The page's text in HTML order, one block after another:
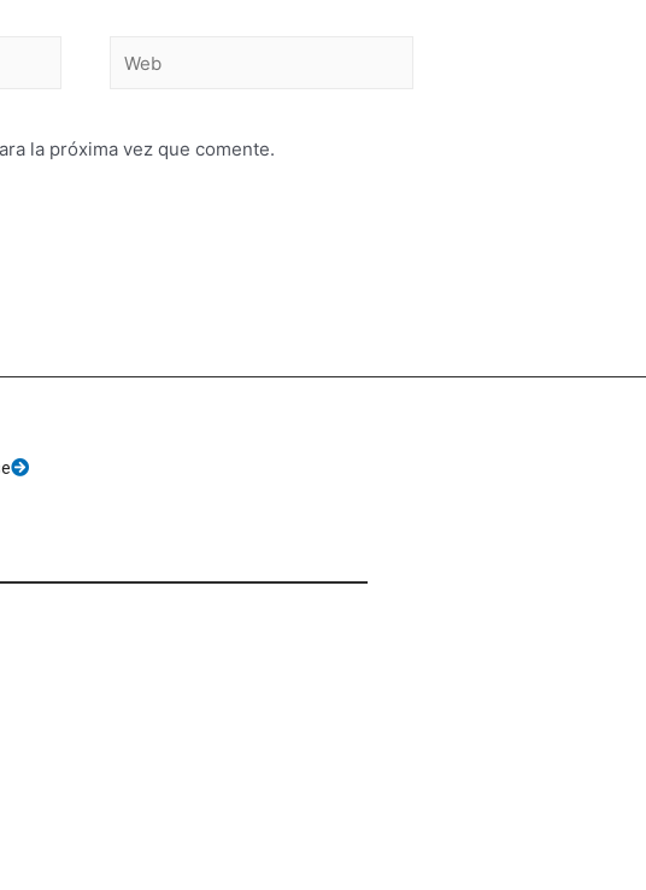
la próxima vez que comente.